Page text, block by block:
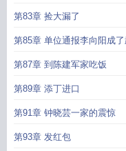
第83章 捡大漏了
第85章 单位通报李向阳成了
部干部
第87章 到陈建军家吃饭
第89章 添丁进口
第91章 钟晓芸一家的震惊
第93章 发红包